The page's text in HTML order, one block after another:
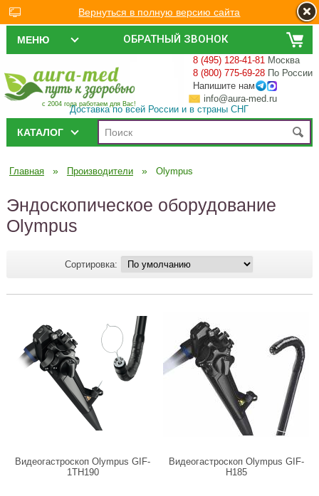
ОБРАТНЫЙ ЗВОНОК
МЕНЮ
с 2004 года работаем для Вас!
8 (495) 128-41-81 Москва
8 (800) 775-69-28 По России
Напишите нам
info@aura-med.ru
Доставка по всей России и в страны СНГ
КАТАЛОГ
Главная » Производители » Olympus
Эндоскопическое оборудование
Olympus
Сортировка:
Видеогастроскоп Olympus GIF-
1TH190
Видеогастроскоп Olympus GIF-
H185
Вернуться в полную версию сайта